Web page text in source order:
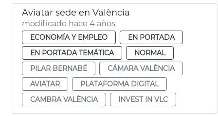
Aviatar sede en València
modificado hace 4 años
ECONOMÍA Y EMPLEO
EN PORTADA
EN PORTADA TEMÁTICA
NORMAL
PILAR BERNABÉ
CÁMARA VALÈNCIA
AVIATAR
PLATAFORMA DIGITAL
CAMBRA VALÈNCIA
INVEST IN VLC